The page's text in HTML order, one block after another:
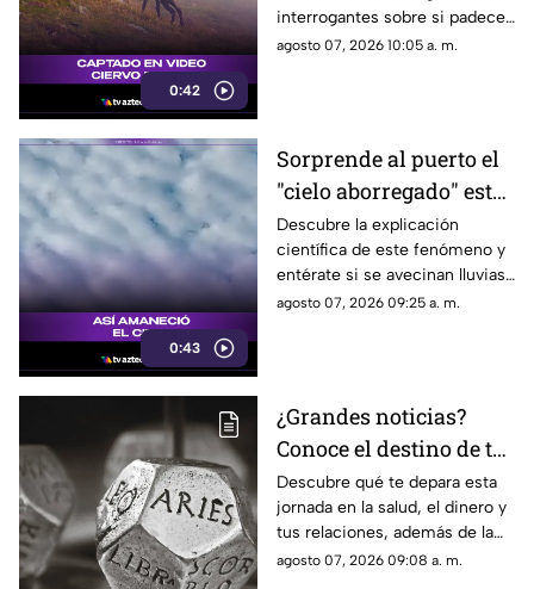
0:42
interrogantes sobre si padece
una malformación congénita.
agosto 07, 2026 10:05 a. m.
0:43
Sorprende al puerto el
"cielo aborregado" este
viernes: ¿Qué nos
espera en el clima?
Descubre la explicación
científica de este fenómeno y
entérate si se avecinan lluvias
o buen tiempo.
agosto 07, 2026 09:25 a. m.
¿Grandes noticias?
Conoce el destino de tu
signo para este viernes
Descubre qué te depara esta
jornada en la salud, el dinero y
tus relaciones, además de la
palabra clave para guiar tus
agosto 07, 2026 09:08 a. m.